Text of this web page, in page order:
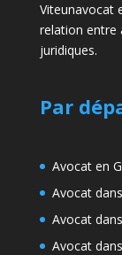
Viteunavocat
relation entre
juridiques.
Par
Avocat en
Avocat
Avocat
Avocat